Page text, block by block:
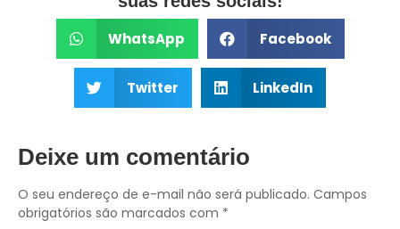
WhatsApp Facebook
Twitter LinkedIn
Deixe um comentário
O seu endereço de e-mail não será publicado. Campos
obrigatórios são marcados com *